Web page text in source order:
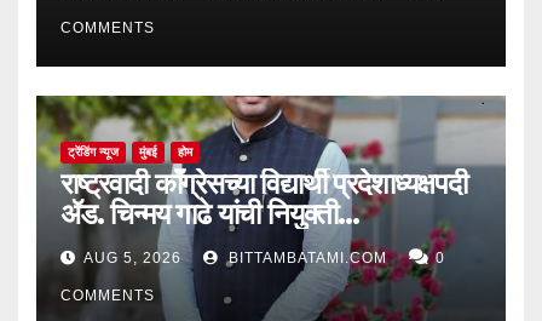
COMMENTS
ट्रेंडिंग न्यूज मुंबई होम
राष्ट्रवादी काँग्रेसच्या विद्यार्थी प्रदेशाध्यक्षपदी
ॲड. चिन्मय गाढे यांची नियुक्ती…
AUG 5, 2026 BITTAMBATAMI.COM 0
COMMENTS